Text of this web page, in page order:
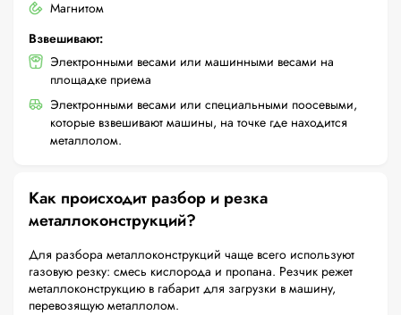
Магнитом
Взвешивают:
Электронными весами или машинными весами на
площадке приема
Электронными весами или специальными поосевыми,
которые взвешивают машины, на точке где находится
металлолом.
Как происходит разбор и резка
металлоконструкций?
Для разбора металлоконструкций чаще всего используют
газовую резку: смесь кислорода и пропана. Резчик режет
металлоконструкцию в габарит для загрузки в машину,
перевозящую металлолом.